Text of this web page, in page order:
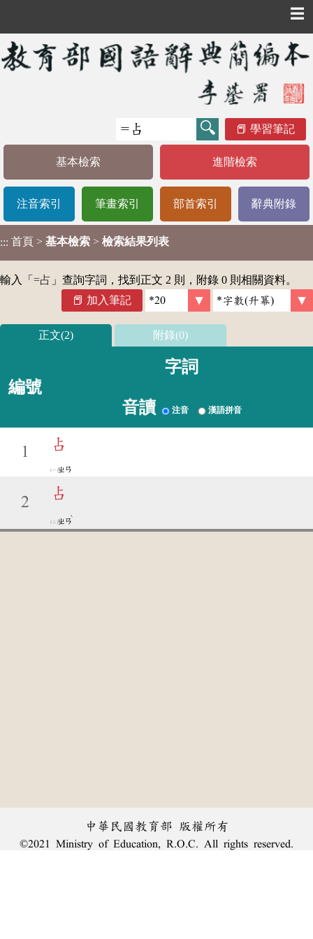
☰
學習筆記
基本檢索 進階檢索
注音索引 筆畫索引 部首索引 辭典附錄
::: 首頁 > 基本檢索 > 檢索結果列表
輸入「 =占 」查詢字詞，找到正文 2 則，附錄 0 則相關資料。
加入筆記
正文(2) 附錄(0)
編號
字詞
音讀 注音 漢語拼音
1 占
ㄓㄢ
2
占
ㄓㄢ
ˋ
中華民國教育部 版權所有
©2021 Ministry of Education, R.O.C. All rights reserved.